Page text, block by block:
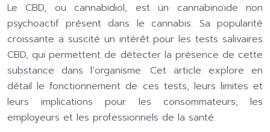
Le CBD, ou cannabidiol, est un cannabinoïde non
psychoactif présent dans le cannabis. Sa popularité
croissante a suscité un intérêt pour les tests salivaires
CBD, qui permettent de détecter la présence de cette
substance dans l’organisme. Cet article explore en
détail le fonctionnement de ces tests, leurs limites et
leurs implications pour les consommateurs, les
employeurs et les professionnels de la santé.